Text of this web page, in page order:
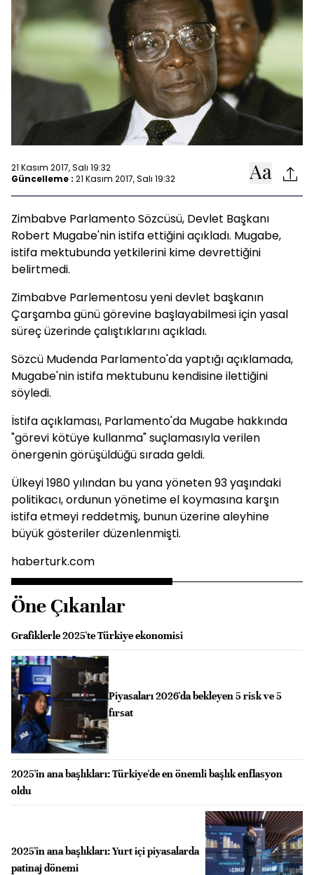
21 Kasım 2017, Salı 19:32
Güncelleme : 21 Kasım 2017, Salı 19:32
Zimbabve Parlamento Sözcüsü, Devlet Başkanı
Robert Mugabe'nin istifa ettiğini açıkladı. Mugabe,
istifa mektubunda yetkilerini kime devrettiğini
belirtmedi.
Zimbabve Parlementosu yeni devlet başkanın
Çarşamba günü görevine başlayabilmesi için yasal
süreç üzerinde çalıştıklarını açıkladı.
Sözcü Mudenda Parlamento'da yaptığı açıklamada,
Mugabe'nin istifa mektubunu kendisine ilettiğini
söyledi.
İstifa açıklaması, Parlamento'da Mugabe hakkında
"görevi kötüye kullanma" suçlamasıyla verilen
önergenin görüşüldüğü sırada geldi.
Ülkeyi 1980 yılından bu yana yöneten 93 yaşındaki
politikacı, ordunun yönetime el koymasına karşın
istifa etmeyi reddetmiş, bunun üzerine aleyhine
büyük gösteriler düzenlenmişti.
haberturk.com
Öne Çıkanlar
Grafiklerle 2025'te Türkiye ekonomisi
Piyasaları 2026'da bekleyen 5 risk ve 5
fırsat
2025'in ana başlıkları: Türkiye'de en önemli başlık enflasyon
oldu
2025'in ana başlıkları: Yurt içi piyasalarda
patinaj dönemi